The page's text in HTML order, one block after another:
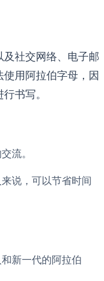
及社交网络、电子邮
用阿拉伯字母，因
书写。
流。
说，可以节省时间
新一代的阿拉伯